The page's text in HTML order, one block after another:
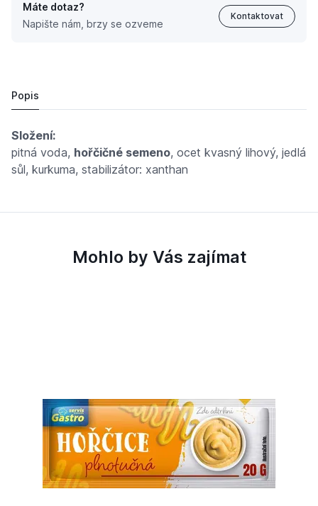
Máte dotaz?
Napište nám, brzy se ozveme
Kontaktovat
Popis
Složení:
pitná voda, hořčičné semeno, ocet kvasný lihový, jedlá
sůl, kurkuma, stabilizátor: xanthan
Mohlo by Vás zajímat